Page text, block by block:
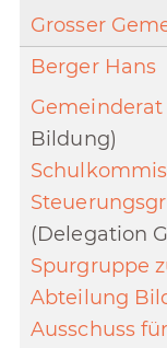
Grosser
Berger Hans
Gemeinderat
Bildung)
(Delegation
Spurgruppe
Abteilung
Ausschuss